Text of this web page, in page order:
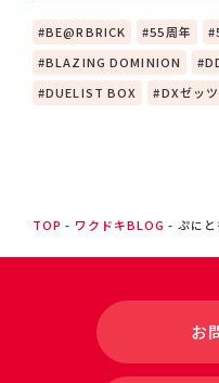
BE@RBRICK 55周年
BLAZING DOMINION
DUELIST BOX
DXゼッ
TOP ワクドキBLOG ぷにと
お